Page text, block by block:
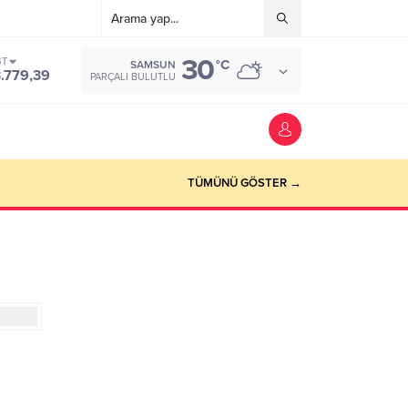
SAMSUN
PARÇALI BULUTLU 30°C
TÜMÜNÜ GÖSTER →